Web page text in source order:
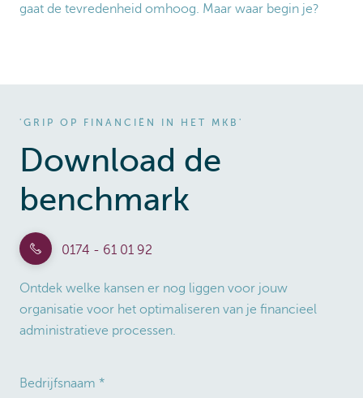
gaat de tevredenheid omhoog. Maar waar begin je?
'GRIP OP FINANCIËN IN HET MKB'
Download de
benchmark
0174 - 61 01 92
Ontdek welke kansen er nog liggen voor jouw
organisatie voor het optimaliseren van je financieel
administratieve processen.
Bedrijfsnaam *